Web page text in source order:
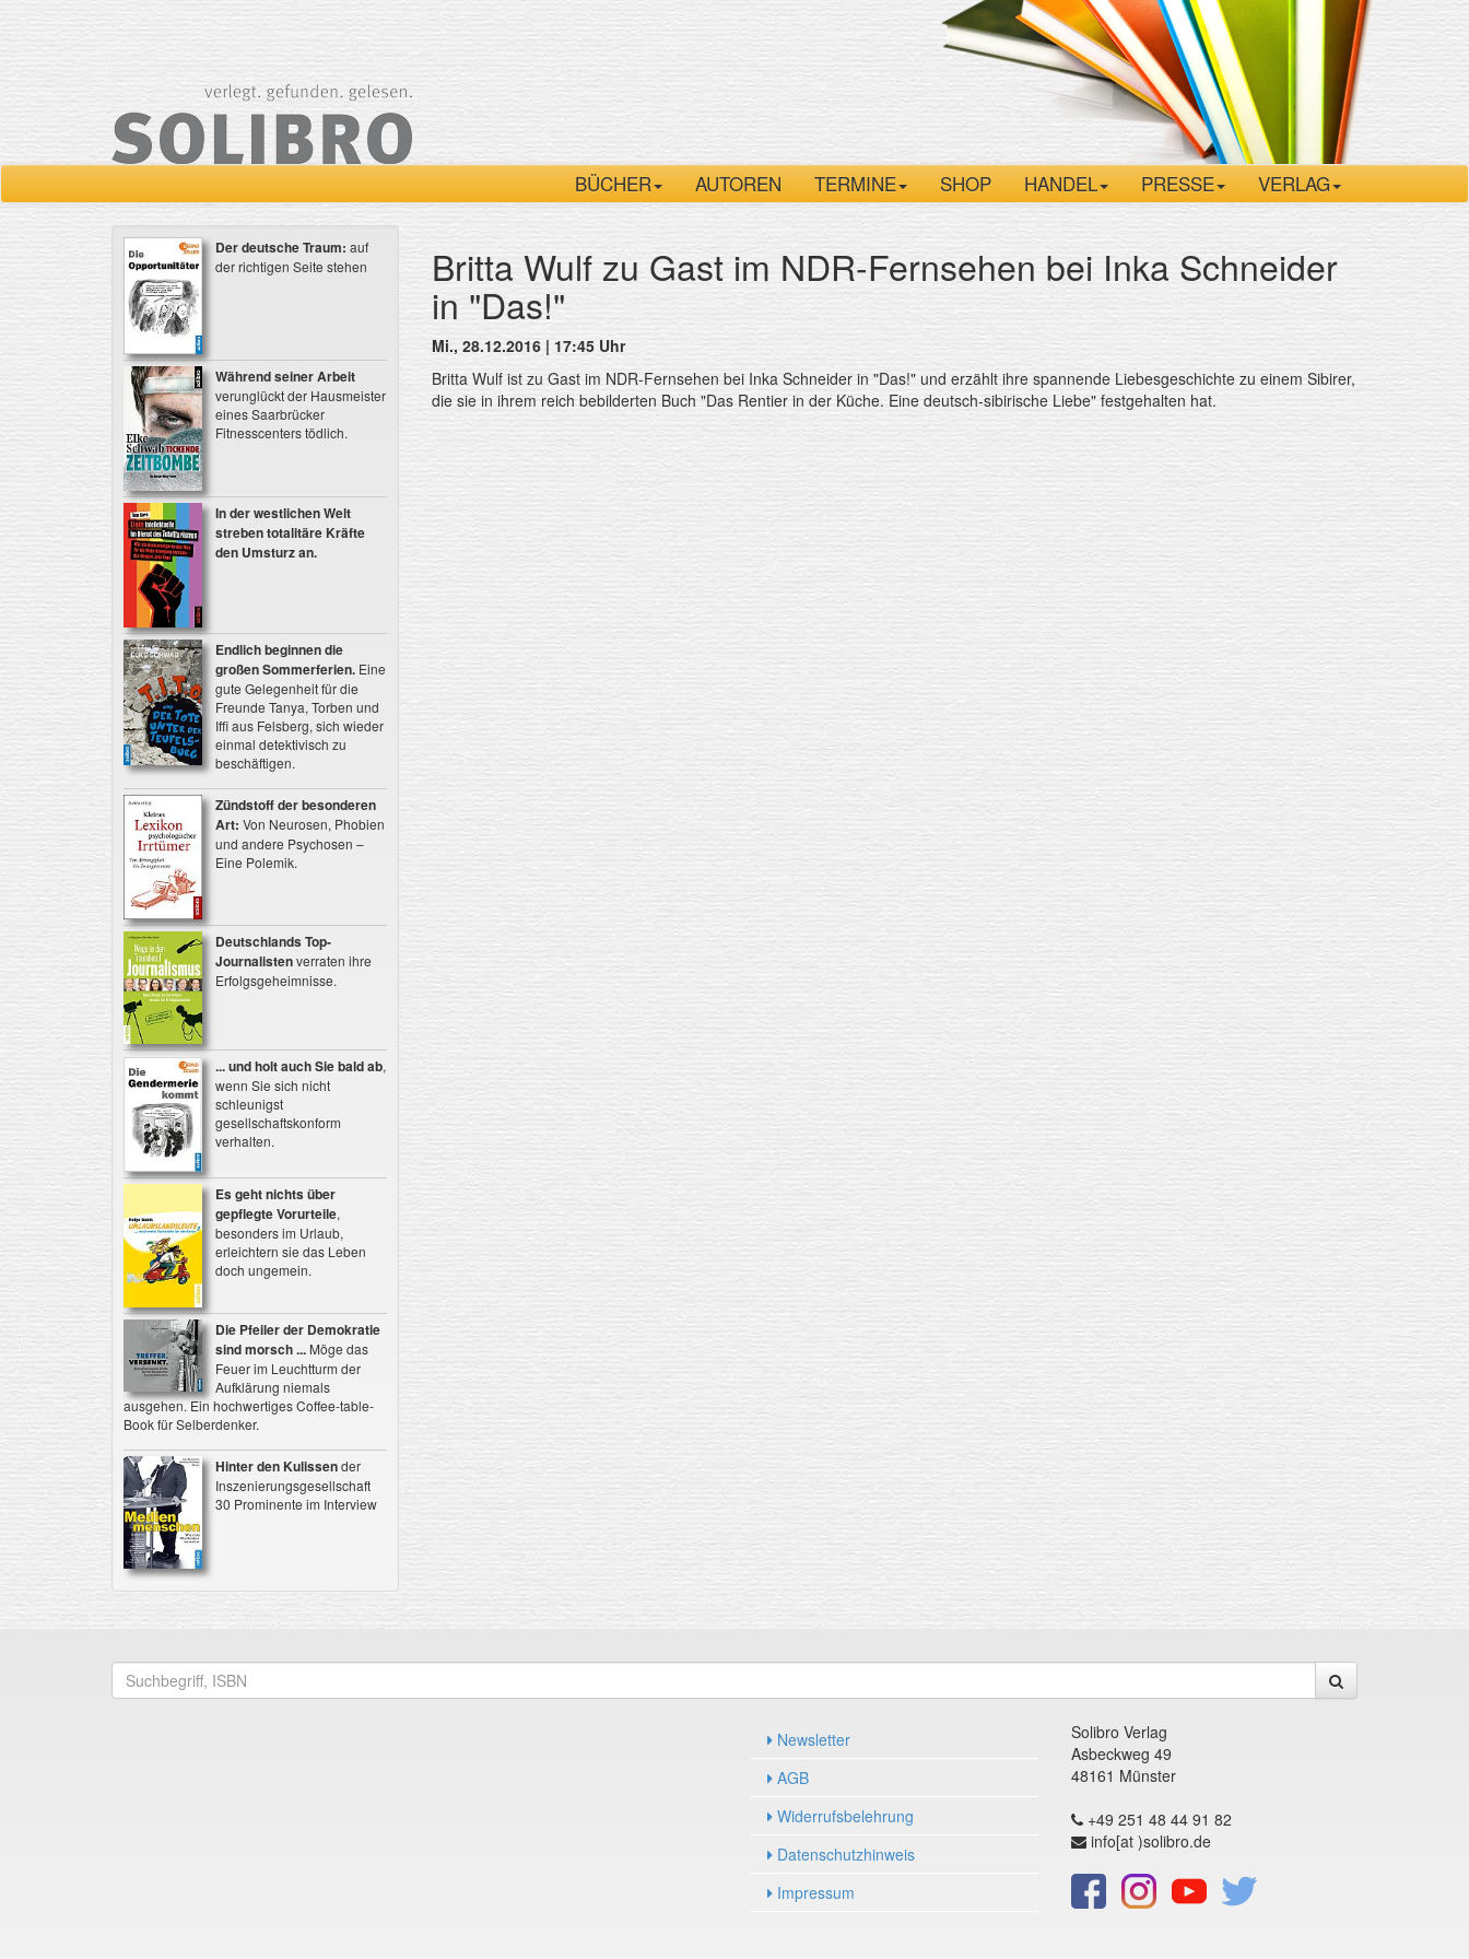
BÜCHER AUTOREN TERMINE SHOP HANDEL PRESSE VERLAG
Britta Wulf zu Gast im NDR-Fernsehen bei Inka Schneider
in "Das!"
Mi., 28.12.2016 | 17:45 Uhr
Britta Wulf ist zu Gast im NDR-Fernsehen bei Inka Schneider in "Das!" und erzählt ihre spannende Liebesgeschichte zu einem Sibirer,
die sie in ihrem reich bebilderten Buch "Das Rentier in der Küche. Eine deutsch-sibirische Liebe" festgehalten hat.
Der deutsche Traum: auf
der richtigen Seite stehen
Während seiner Arbeit
verunglückt der Hausmeister
eines Saarbrücker
Fitnesscenters tödlich.
In der westlichen Welt
streben totalitäre Kräfte
den Umsturz an.
Endlich beginnen die
großen Sommerferien. Eine
gute Gelegenheit für die
Freunde Tanya, Torben und
Iffi aus Felsberg, sich wieder
einmal detektivisch zu
beschäftigen.
Zündstoff der besonderen
Art: Von Neurosen, Phobien
und andere Psychosen –
Eine Polemik.
Deutschlands Top-
Journalistenverraten ihre
Erfolgsgeheimnisse.
... und holt auch Sie bald ab,
wenn Sie sich nicht
schleunigst
gesellschaftskonform
verhalten.
Es geht nichts über
gepflegte Vorurteile,
besonders im Urlaub,
erleichtern sie das Leben
doch ungemein.
Die Pfeiler der Demokratie
sind morsch ... Möge das
Feuer im Leuchtturm der
Aufklärung niemals
ausgehen. Ein hochwertiges Coffee-table-
Book für Selberdenker.
Hinter den Kulissender
Inszenierungsgesellschaft
30 Prominente im Interview
Newsletter
AGB
Widerrufsbelehrung
Datenschutzhinweis
Impressum
Solibro Verlag
Asbeckweg 49
48161 Münster
+49 251 48 44 91 82
info[at )solibro.de